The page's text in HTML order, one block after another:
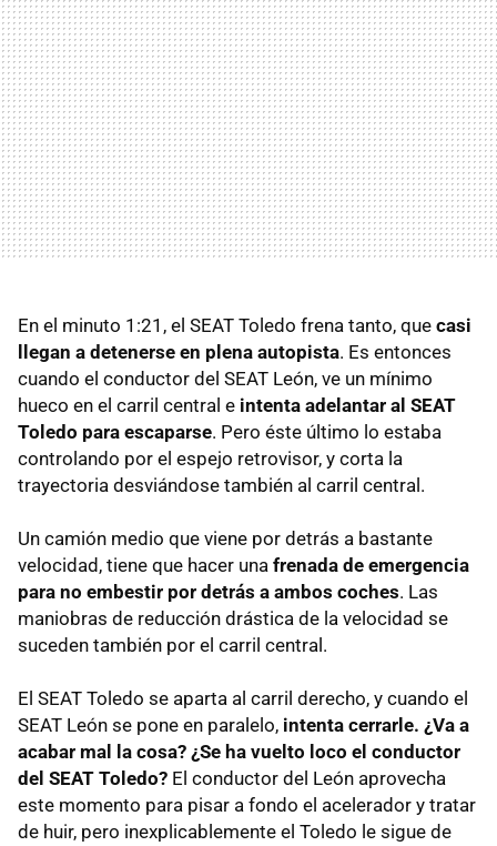
En el minuto 1:21, el SEAT Toledo frena tanto, que casi
llegan a detenerse en plena autopista. Es entonces
cuando el conductor del SEAT León, ve un mínimo
hueco en el carril central e intenta adelantar al SEAT
Toledo para escaparse. Pero éste último lo estaba
controlando por el espejo retrovisor, y corta la
trayectoria desviándose también al carril central.
Un camión medio que viene por detrás a bastante
velocidad, tiene que hacer una frenada de emergencia
para no embestir por detrás a ambos coches. Las
maniobras de reducción drástica de la velocidad se
suceden también por el carril central.
El SEAT Toledo se aparta al carril derecho, y cuando el
SEAT León se pone en paralelo, intenta cerrarle. ¿Va a
acabar mal la cosa? ¿Se ha vuelto loco el conductor
del SEAT Toledo? El conductor del León aprovecha
este momento para pisar a fondo el acelerador y tratar
de huir, pero inexplicablemente el Toledo le sigue de